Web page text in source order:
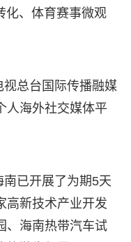
化、体育赛事微观
总台国际传播融媒
人海外社交媒体平
已开展了为期5天
高新技术产业开发
、海南热带汽车试